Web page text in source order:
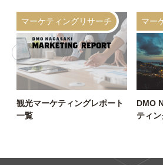
マーケティングリサーチ
観光マーケティングレポート
一覧
マー
DMO
ティ